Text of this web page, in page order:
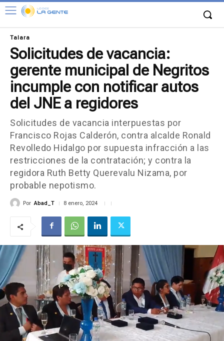
Talara
Solicitudes de vacancia:
gerente municipal de Negritos
incumple con notificar autos
del JNE a regidores
Solicitudes de vacancia interpuestas por
Francisco Rojas Calderón, contra alcalde Ronald
Revolledo Hidalgo por supuesta infracción a las
restricciones de la contratación; y contra la
regidora Ruth Betty Querevalu Nizama, por
probable nepotismo.
Por Abad_T 8 enero, 2024